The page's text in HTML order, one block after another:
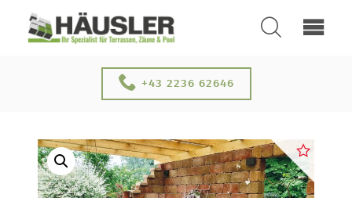
SUCHEN
ÜBER UNS
+43 2236 62646